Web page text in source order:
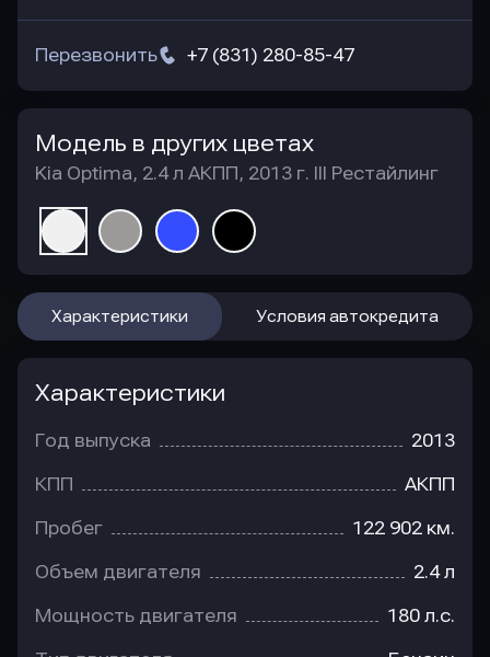
+7 (831) 280-85-47
Перезвонить
Модель в других цветах
Kia Optima, 2.4 л АКПП, 2013 г. III Рестайлинг
Характеристики Условия автокредита
Характеристики
Год выпуска 2013
КПП АКПП
Пробег 122 902 км.
Объем двигателя 2.4 л
Мощность двигателя 180 л.с.